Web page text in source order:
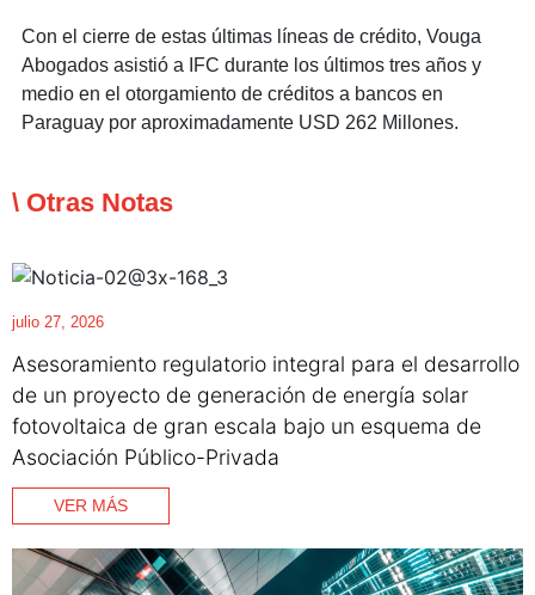
Con el cierre de estas últimas líneas de crédito, Vouga
Abogados asistió a IFC durante los últimos tres años y
medio en el otorgamiento de créditos a bancos en
Paraguay por aproximadamente USD 262 Millones.
\ Otras Notas
julio 27, 2026
Asesoramiento regulatorio integral para el desarrollo
de un proyecto de generación de energía solar
fotovoltaica de gran escala bajo un esquema de
Asociación Público-Privada
VER MÁS